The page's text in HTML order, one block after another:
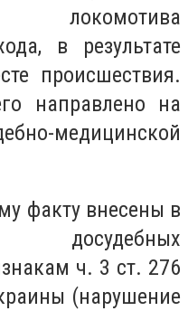
локомотива
в результате
происшествия.
направлено на
медицинской
факту внесены в
досудебных
ч. 3 ст. 276
(нарушение